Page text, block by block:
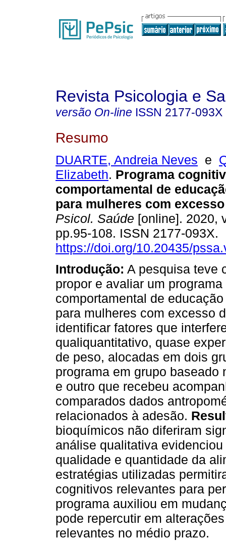
Revista Psicologia e
versão On-line ISSN 2177-093X
Resumo
DUARTE, Andreia Neves e
Elizabeth. Programa
comportamental de
para mulheres com
Psicol. Saúde [online]. 2020,
pp.95-108. ISSN 2177-093X.
https://doi.org/10.20435/
Introdução: A pesquisa teve
propor e avaliar um
comportamental de
para mulheres com excesso
identificar fatores que
qualiquantitativo, quase
de peso, alocadas em dois
programa em grupo
e outro que recebeu
comparados dados
relacionados à adesão.
bioquímicos não diferiram
análise qualitativa
qualidade e quantidade da
estratégias utilizadas
cognitivos relevantes para
programa auxiliou em
pode repercutir em
relevantes no médio prazo.